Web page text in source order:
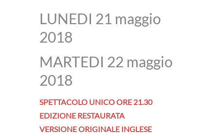
LUNEDI 21 maggio
2018
MARTEDI 22 maggio
2018
SPETTACOLO UNICO ORE 21.30
EDIZIONE RESTAURATA
VERSIONE ORIGINALE INGLESE